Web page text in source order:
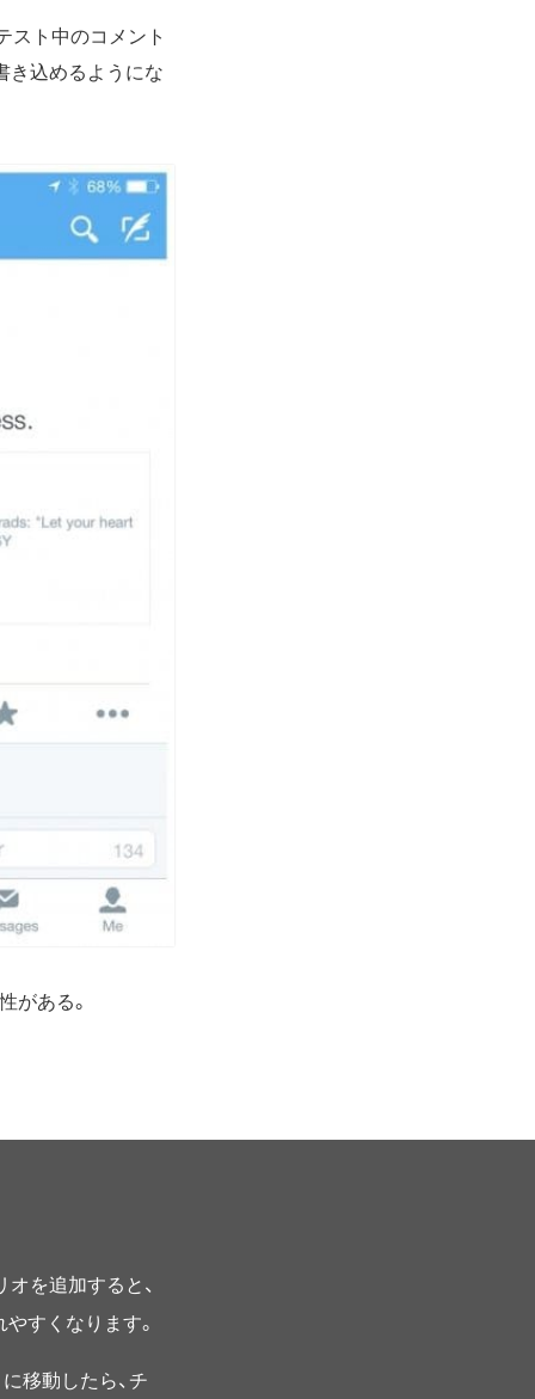
スト中のコメント
き込めるようにな
がある。
を追加すると、
すくなります。
に移動したら、チ